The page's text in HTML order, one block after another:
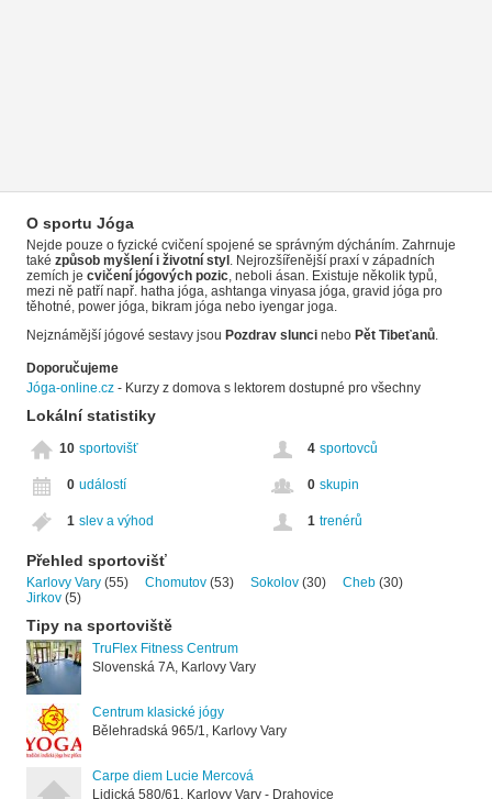
O sportu Jóga
Nejde pouze o fyzické cvičení spojené se správným dýcháním. Zahrnuje
také způsob myšlení i životní styl . Nejrozšířenější praxí v západních
zemích je cvičení jógových pozic , neboli ásan. Existuje několik typů,
mezi ně patří např. hatha jóga, ashtanga vinyasa jóga, gravid jóga pro
těhotné, power jóga, bikram jóga nebo iyengar joga.
Nejznámější jógové sestavy jsou Pozdrav slunci nebo Pět Tibeťanů
Doporučujeme
Jóga-online.cz - Kurzy z domova s lektorem dostupné pro všechny
Lokální statistiky
10 sportovišť 4 sportovců
0 událostí 0 skupin
1 slev a výhod 1 trenérů
Přehled sportovišť
Karlovy Vary (55) Chomutov (53) Sokolov (30) Cheb (30)
Jirkov (5)
Tipy na sportoviště
TruFlex Fitness Centrum
Slovenská 7A, Karlovy Vary
Centrum klasické jógy
Bělehradská 965/1, Karlovy Vary
Carpe diem Lucie Mercová
Lidická 580/61, Karlovy Vary - Drahovice